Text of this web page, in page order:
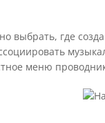
выбрать, где
меню